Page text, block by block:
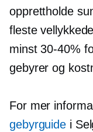
opprettholde
fleste
minst30-40%
gebyrer og
For mer
gebyrguide i